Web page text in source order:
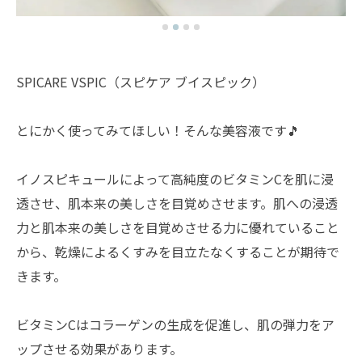
SPICARE VSPIC（スピケア ブイスピック）
とにかく使ってみてほしい！そんな美容液です🎵
イノスピキュールによって高純度のビタミンCを肌に浸
透させ、肌本来の美しさを目覚めさせます。肌への浸透
力と肌本来の美しさを目覚めさせる力に優れていること
から、乾燥によるくすみを目立たなくすることが期待で
きます。
ビタミンCはコラーゲンの生成を促進し、肌の弾力をア
ップさせる効果があります。